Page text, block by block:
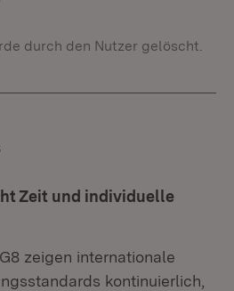
durch den Nutzer gelöscht.
Zeit und individuelle
zeigen internationale
kontinuierlich,